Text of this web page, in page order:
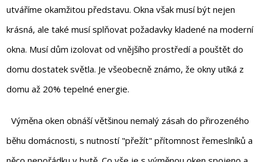
utváříme okamžitou představu. Okna však musí být nejen
krásná, ale také musí splňovat požadavky kladené na moderní
okna. Musí dům izolovat od vnějšího prostředí a pouštět do
domu dostatek světla. Je všeobecně známo, že okny utíká z
domu až 20% tepelné energie.
Výměna oken obnáší většinou nemalý zásah do přirozeného
běhu domácnosti, s nutností "přežít" přítomnost řemeslníků a